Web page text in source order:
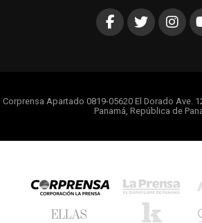
Corprensa Apartado 0819-05620 El Dorado Ave.
Panamá, República de